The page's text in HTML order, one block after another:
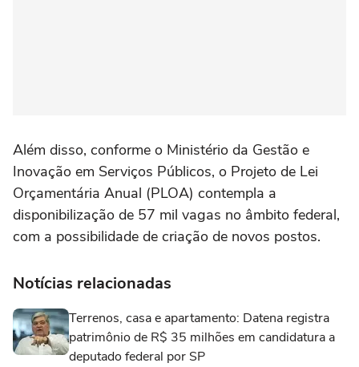
Além disso, conforme o Ministério da Gestão e
Inovação em Serviços Públicos, o Projeto de Lei
Orçamentária Anual (PLOA) contempla a
disponibilização de 57 mil vagas no âmbito federal,
com a possibilidade de criação de novos postos.
Notícias relacionadas
Terrenos, casa e apartamento: Datena registra
patrimônio de R$ 35 milhões em candidatura a
deputado federal por SP